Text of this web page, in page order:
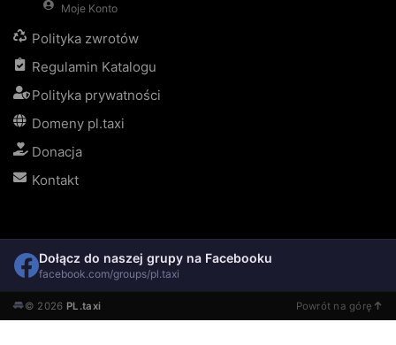
Moje Konto
Polityka zwrotów
Regulamin Katalogu
Polityka prywatności
Domeny pl.taxi
Donacja
Kontakt
Dołącz do naszej grupy na Facebooku
facebook.com/groups/pl.taxi
© 2026 PL.taxi Powrót na górę